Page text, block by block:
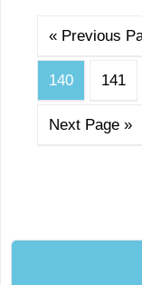
« Previous
140 141
Next Page »